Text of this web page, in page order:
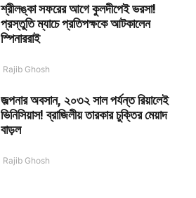
শ্রীলঙ্কা সফরের আগে কুলদীপেই ভরসা!
প্রস্তুতি ম্যাচে প্রতিপক্ষকে আটকালেন
স্পিনাররাই
Rajib Ghosh
জল্পনার অবসান, ২০৩২ সাল পর্যন্ত রিয়ালেই
ভিনিসিয়াস! ব্রাজিলীয় তারকার চুক্তির মেয়াদ
বাড়ল
Rajib Ghosh